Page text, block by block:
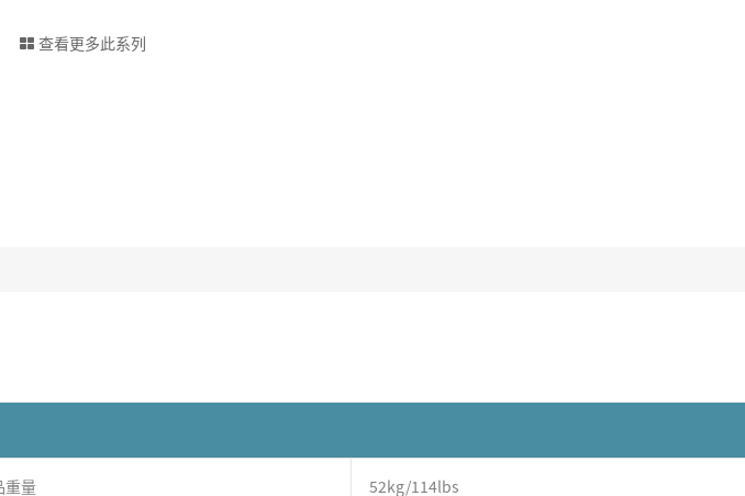
查看更多此系列
重量 52kg/114lbs